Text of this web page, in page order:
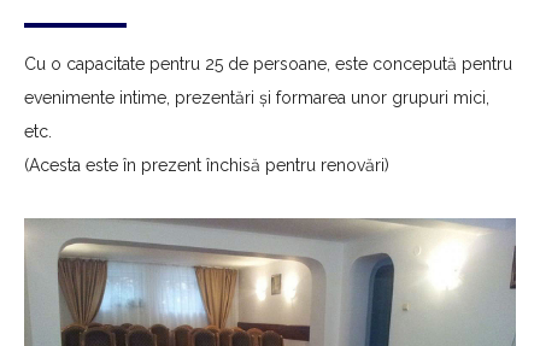
Cu o capacitate pentru 25 de persoane, este concepută pentru
evenimente intime, prezentări și formarea unor grupuri mici,
etc.
(Acesta este în prezent închisă pentru renovări)